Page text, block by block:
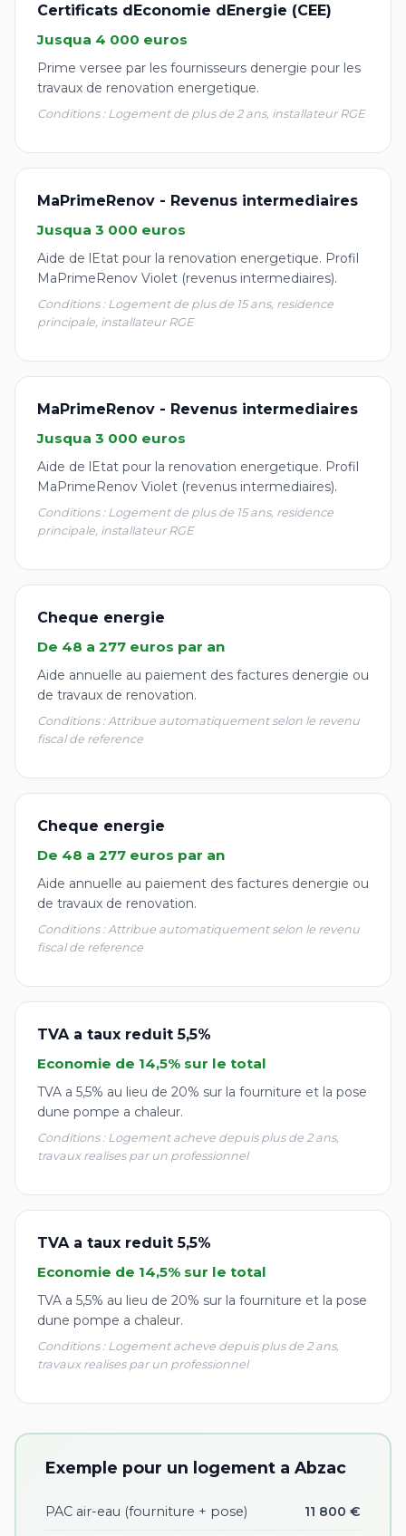
Certificats dEconomie dEnergie (CEE)
Jusqua 4 000 euros
Prime versee par les fournisseurs denergie pour les
travaux de renovation energetique.
Conditions : Logement de plus de 2 ans, installateur RGE
MaPrimeRenov - Revenus intermediaires
Jusqua 3 000 euros
Aide de lEtat pour la renovation energetique. Profil
MaPrimeRenov Violet (revenus intermediaires).
Conditions : Logement de plus de 15 ans, residence
principale, installateur RGE
MaPrimeRenov - Revenus intermediaires
Jusqua 3 000 euros
Aide de lEtat pour la renovation energetique. Profil
MaPrimeRenov Violet (revenus intermediaires).
Conditions : Logement de plus de 15 ans, residence
principale, installateur RGE
Cheque energie
De 48 a 277 euros par an
Aide annuelle au paiement des factures denergie ou
de travaux de renovation.
Conditions : Attribue automatiquement selon le revenu
fiscal de reference
Cheque energie
De 48 a 277 euros par an
Aide annuelle au paiement des factures denergie ou
de travaux de renovation.
Conditions : Attribue automatiquement selon le revenu
fiscal de reference
TVA a taux reduit 5,5%
Economie de 14,5% sur le total
TVA a 5,5% au lieu de 20% sur la fourniture et la pose
dune pompe a chaleur.
Conditions : Logement acheve depuis plus de 2 ans,
travaux realises par un professionnel
TVA a taux reduit 5,5%
Economie de 14,5% sur le total
TVA a 5,5% au lieu de 20% sur la fourniture et la pose
dune pompe a chaleur.
Conditions : Logement acheve depuis plus de 2 ans,
travaux realises par un professionnel
Exemple pour un logement a Abzac
PAC air-eau (fourniture + pose) 11 800 €